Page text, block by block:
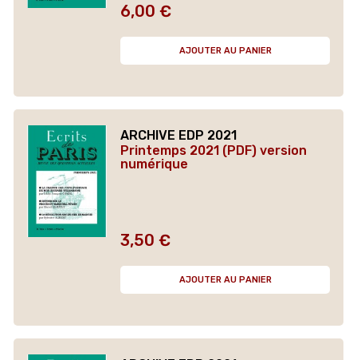
Prix
6,00 €
AJOUTER AU PANIER
ARCHIVE EDP 2021
Printemps 2021 (PDF) version
numérique
Prix
3,50 €
AJOUTER AU PANIER